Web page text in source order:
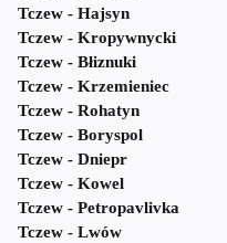
Tczew - Hajsyn
Tczew - Kropywnycki
Tczew - Błiznuki
Tczew - Krzemieniec
Tczew - Rohatyn
Tczew - Boryspol
Tczew - Dniepr
Tczew - Kowel
Tczew - Petropavlivka
Tczew - Lwów